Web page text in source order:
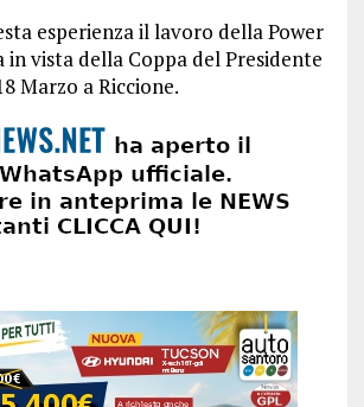
esperienza il lavoro della Power
vista della Coppa del Presidente
Marzo a Riccione.